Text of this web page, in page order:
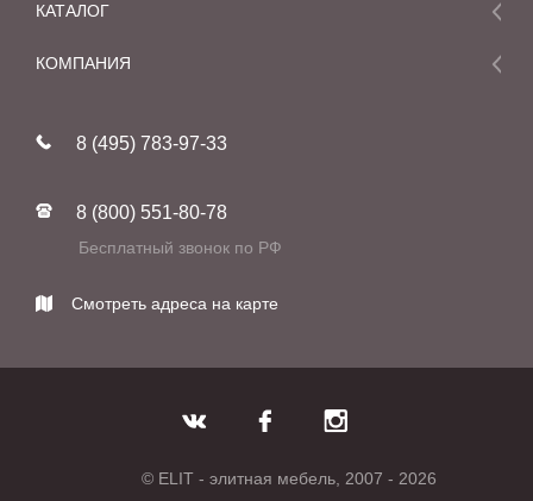
КАТАЛОГ
Мебель
Фабрики
КОМПАНИЯ
Реставрация
Контакты
8 (495) 783-97-33
8 (800) 551-80-78
Бесплатный звонок по РФ
Смотреть адреса на карте
© ELIT - элитная мебель, 2007 - 2026